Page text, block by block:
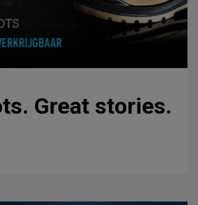
Great stories.